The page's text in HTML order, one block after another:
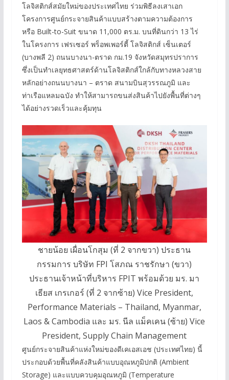
โลจิสติกส์สมัยใหม่ของประเทศไทย ร่วมพิธีลงเสาเอก
โครงการศูนย์กระจายสินค้าแบบสร้างตามความต้องการ
หรือ Built-to-Suit ขนาด 11,000 ตร.ม. บนที่ดินกว่า 13 ไร่
ในโครงการ เฟรเซอร์ พร็อพเพอร์ตี้ โลจิสติกส์ เซ็นเตอร์
(บางพลี 2) ถนนบางนา-ตราด กม.19 จังหวัดสมุทรปราการ
ซึ่งเป็นทำเลยุทธศาสตร์ด้านโลจิสติกส์ใกล้กับทางหลวงสาย
หลักอย่างถนนบางนา – ตราด สนามบินสุวรรณภูมิ และ
ท่าเรือแหลมฉบัง ทำให้สามารถขนส่งสินค้าไปยังพื้นที่ต่างๆ
ได้อย่างรวดเร็วและคุ้มทุน
ชายน้อย เผื่อนโกสุม (ที่ 2 จากขวา) ประธาน
กรรมการ บริษัท FPI โสภณ ราชรักษา (ขวา)
ประธานเจ้าหน้าที่บริหาร FPIT พร้อมด้วย มร. มา
เธียส เกรเกอร์ (ที่ 2 จากซ้าย) Vice President,
Performance Materials – Thailand, Myanmar,
Laos & Cambodia และ มร. นีล แม็คเคน (ซ้าย) Vice
President, Supply Chain Management
ศูนย์กระจายสินค้าแห่งใหม่ของดีเคเอสเอช (ประเทศไทย) นี้
ประกอบด้วยพื้นที่คลังสินค้าแบบอุณหภูมิปกติ (Ambient
Storage) และแบบควบคุมอุณหภูมิ (Temperature